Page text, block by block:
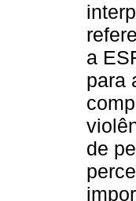
a
para
de